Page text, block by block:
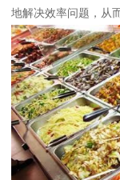
地解决效率问题，从